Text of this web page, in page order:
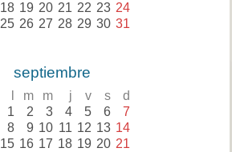
18 19 20 21 22 23 24
25 26 27 28 29 30 31
septiembre
m m j v s d
1 2 3 4 5 6 7
8 9 10 11 12 13 14
15 16 17 18 19 20 21